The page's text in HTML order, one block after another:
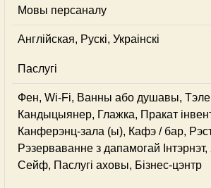
Мовы персаналу
Англійская, Рускі, Украінскі
Паслугі
Фен, Wi-Fi, Ванны або душавы,
Кандыцыянер, Глажка, Пракат
Канферэнц-зала (ы), Кафэ / бар,
Рэзерваванне з дапамогай Інтэрнэт,
Сейф, Паслугі аховы, Бізнес-цэнтр